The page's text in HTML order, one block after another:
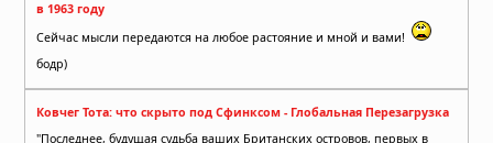
в 1963 году
Сейчас мысли передаются на любое растояние и мной и вами!
бодр)
Ковчег Тота: что скрыто под Сфинксом - Глобальная Перезагрузка
"Последнее, будущая судьба ваших Британских островов, первых в